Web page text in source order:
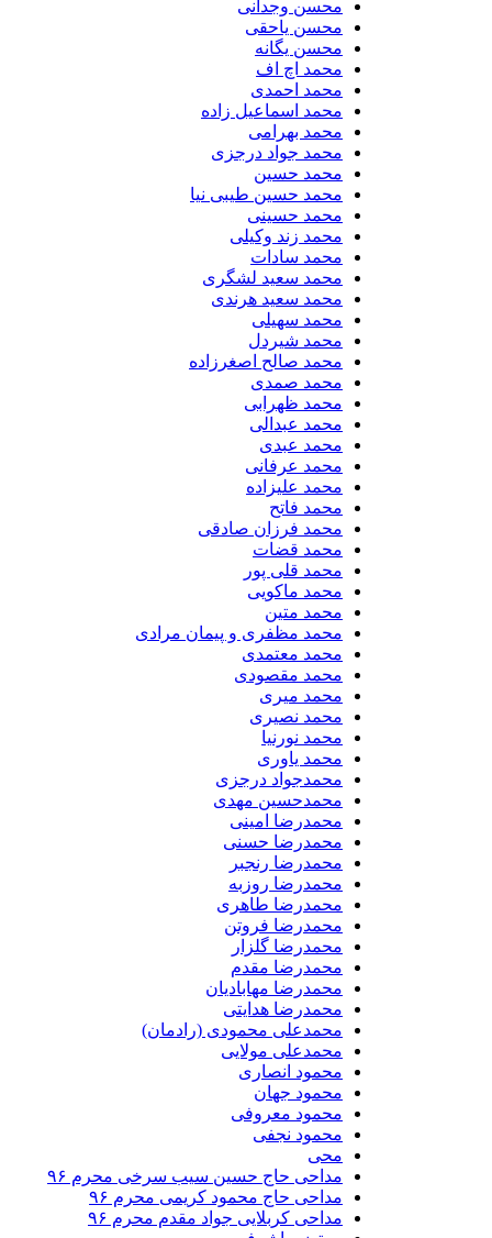
محسن وجدانی
محسن یاحقی
محسن یگانه
محمد اچ اف
محمد احمدی
محمد اسماعیل زاده
محمد بهرامی
محمد جواد درجزی
محمد حسین
محمد حسین طیبی نیا
محمد حسینی
محمد زند وکیلی
محمد سادات
محمد سعید لشگری
محمد سعید هرندی
محمد سهیلی
​محمد شیردل
محمد صالح اصغرزاده
محمد صمدی
محمد ظهرابی
محمد عبدالی
محمد عبدی
محمد عرفانی
محمد علیزاده
محمد فاتح
محمد فرزان صادقی
محمد قضات
محمد قلی پور
محمد ماکویی
محمد متین
محمد مظفری و پیمان مرادی
محمد معتمدی
محمد مقصودی
محمد میری
محمد نصیری
محمد نورنیا
محمد یاوری
محمدجواد درجزی
محمدحسین مهدی
محمدرضا امینی
محمدرضا حسنی
محمدرضا رنجبر
محمدرضا روزبه
محمدرضا طاهری
محمدرضا فروتن
محمدرضا گلزار
محمدرضا مقدم
محمدرضا مهابادیان
محمدرضا هدایتی
محمدعلی محمودی (رادمان)
محمدعلی مولایی
محمود انصاری
محمود جهان
محمود معروفی
محمود نجفی
محی
مداحی حاج حسین سیب سرخی محرم ۹۶
مداحی حاج محمود کریمی محرم ۹۶
مداحی کربلایی جواد مقدم محرم ۹۶